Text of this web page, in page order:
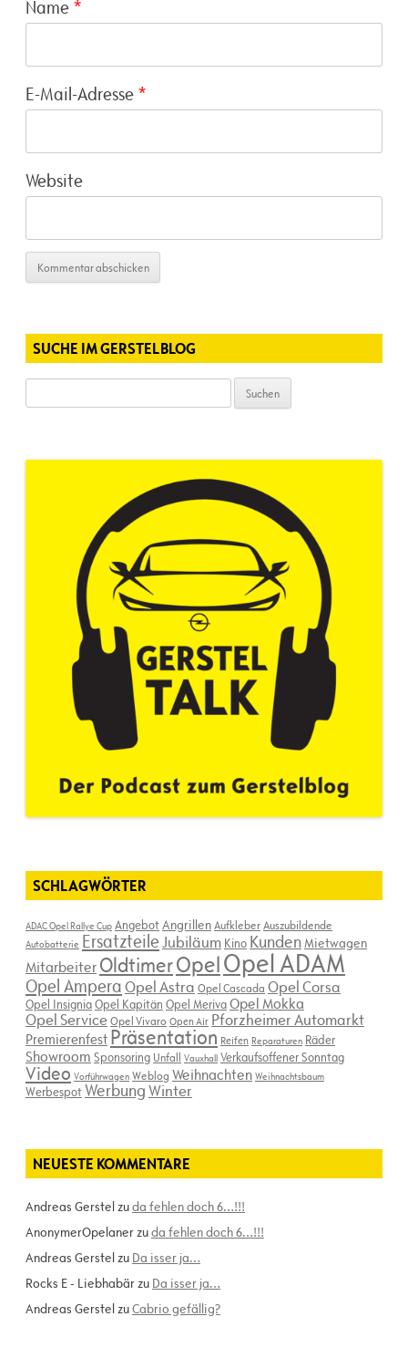
Name *
E-Mail-Adresse *
Website
SUCHE IM GERSTELBLOG
nach:
SCHLAGWÖRTER
ADAC Opel Rallye Cup AngebotAngrillenAufkleberAuszubildende
Autobatterie ErsatzteileJubiläum Kino Kunden Mietwagen
Mitarbeiter OldtimerOpelOpel ADAM
Opel AmperaOpel Astra Opel Cascada Opel Corsa
Opel InsigniaOpel Kapitän Opel MerivaOpel Mokka
Opel ServiceOpel Vivaro Open Air Pforzheimer Automarkt
Premierenfest Präsentation Reifen Reparaturen Räder
Showroom Sponsoring Unfall Vauxhall Verkaufsoffener Sonntag
Video Vorführwagen Weblog Weihnachten Weihnachtsbaum
WerbespotWerbungWinter
NEUESTE KOMMENTARE
Andreas Gerstelzuda fehlen doch 6…!!!
AnonymerOpelanerzuda fehlen doch 6…!!!
Andreas Gerstelzu Da isser ja…
Rocks E - Liebhabärzu Da isser ja…
Andreas GerstelzuCabrio gefällig?